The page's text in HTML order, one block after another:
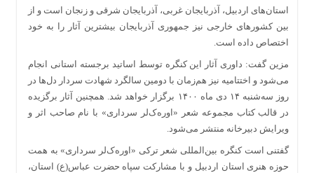
استان‌های اردبیل، آذربایجان غربی، آذربایجان شرقی و زنجان است و از
بین کشورهای خارجی نیز جمهوری آذربایجان بیشترین آثار را به خود
اختصاص داده است.
مزین گفت: داوری آثار این کنگره توسط اساتید برجسته استانی انجام
می‌شود و اختتامیه نیز هم‌زمان با دومین سالگرد شهادت سردار دل‌ها در
روز سه‌شنبه ۱۴ دی ماه ۱۴۰۰ برگزار خواهد شد. همچنین آثار برگزیده
در قالب کتاب مجموعه شعر «اوره‌ک‌لر سرداری» با نام صاحب اثر و
ویرایش دبیرخانه منتشر می‌شود.
گفتنی است کنگره بین‌المللی شعر ترکی «اوره‌ک‌لر سرداری» به همت
حوزه هنری استان اردبیل و با مشارکت سپاه حضرت عباس(ع) استان،